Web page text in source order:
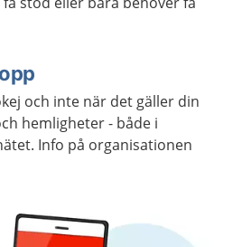
och inte när det gäller din
hemligheter - både i
Info på organisationen